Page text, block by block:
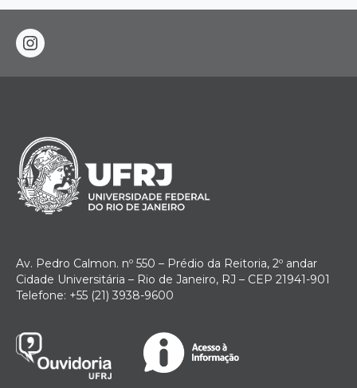
instagram
Av. Pedro Calmon. nº 550 – Prédio da Reitoria, 2º andar
Cidade Universitária – Rio de Janeiro, RJ – CEP 21941-901
Telefone: +55 (21) 3938-9600